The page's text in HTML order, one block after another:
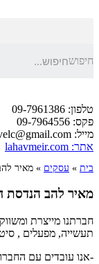
חיפוש
טלפון: 09-7961386
פקס: 09-7964556
מייל: lahavelc@gmail.com
אתר: lahavmeir.com
בית » עסקים » מאיר
מאיר להב
חברתנו מייצרת
תעשייה, מפעלים ,
-אנו עובדים עם